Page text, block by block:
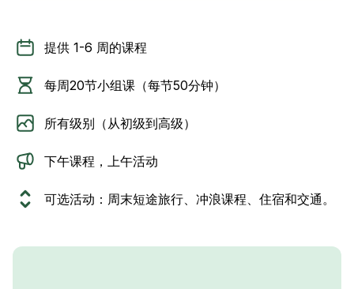
提供 1-6 周的课程
每周20节小组课（每节50分钟）
所有级别（从初级到高级）
下午课程，上午活动
可选活动：周末短途旅行、冲浪课程、住宿和交通。